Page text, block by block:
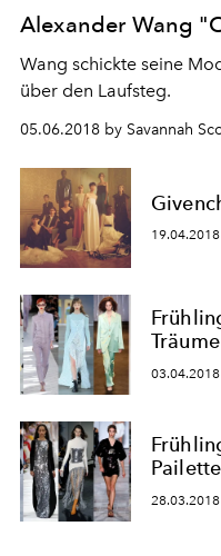
Alexander Wang
Wang schickte seine
über den Laufsteg.
05.06.2018 by Savannah
Träume